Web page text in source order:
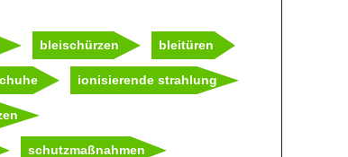
bleischürzen bleitüren
ionisierende strahlung
schutzmaßnahmen